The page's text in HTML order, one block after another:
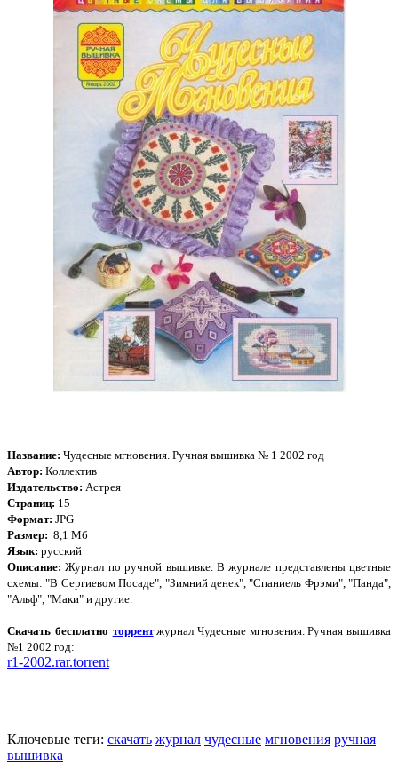
Название: Чудесные мгновения. Ручная вышивка № 1 2002 год
Автор: Коллектив
Издательство: Астрея
Страниц: 15
Формат: JPG
Размер: 8,1 Мб
Язык: русский
Описание: Журнал по ручной вышивке. В журнале представлены цветные
схемы: "В Сергиевом Посаде", "Зимний денек", "Спаниель Фрэми", "Панда",
"Альф", "Маки" и другие.
Скачать бесплатно торрентжурнал Чудесные мгновения. Ручная вышивка
№1 2002 год:
r1-2002.rar.torrent
Ключевые теги: скачать журнал чудесные мгновения ручная
вышивка